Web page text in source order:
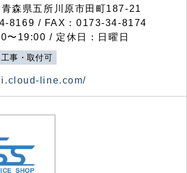
森県五所川原市田町187-21
8169 / FAX：0173-34-8174
〜19:00 / 定休日：日曜日
工事・取付可
line.com/